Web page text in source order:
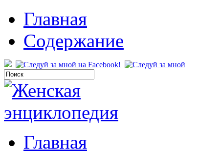
Главная
Содержание
Главная